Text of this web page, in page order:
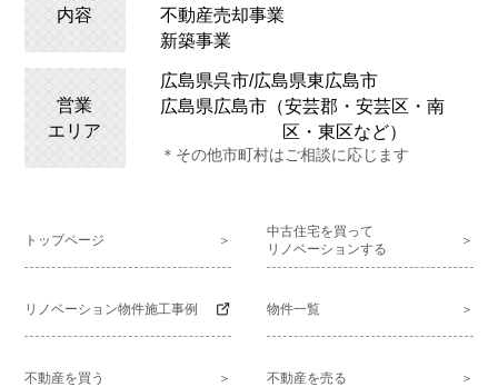
内容
不動産売却事業
新築事業
営業
エリア
広島県呉市/広島県東広島市
広島県広島市（安芸郡・安芸区・南
区・東区など）
＊その他市町村はご相談に応じます
トップページ
中古住宅を買って
リノベーションする
リノベーション物件施工事例 物件一覧
不動産を買う 不動産を売る